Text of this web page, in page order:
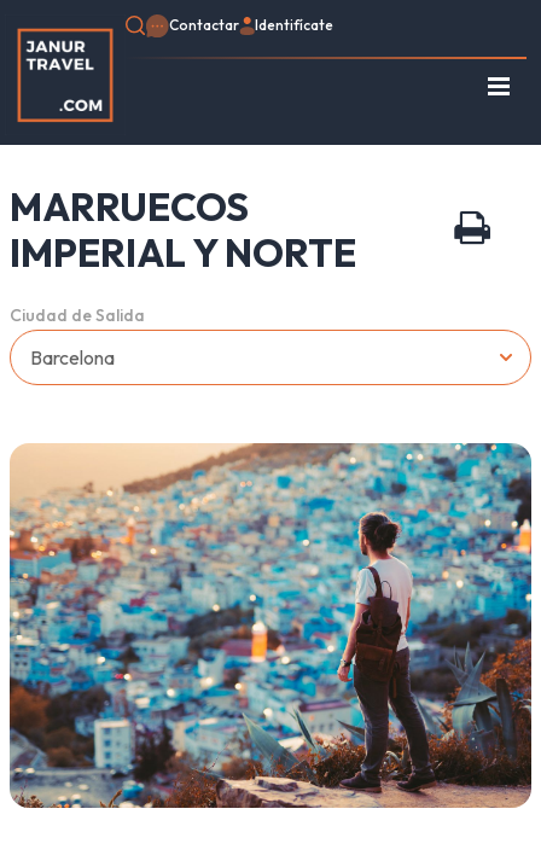
Contactar Identifícate
Egipto
Marruecos
Tipo de viaje
MARRUECOS
IMPERIAL Y NORTE
Ciudad de Salida